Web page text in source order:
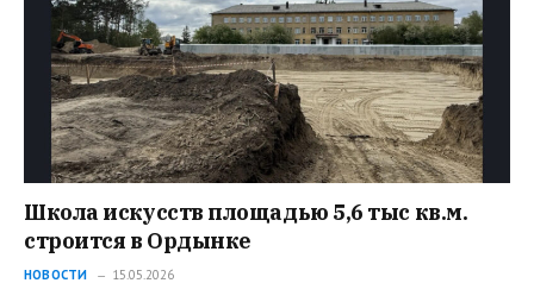
Школа искусств площадью 5,6 тыс кв.м.
строится в Ордынке
НОВОСТИ 15.05.2026